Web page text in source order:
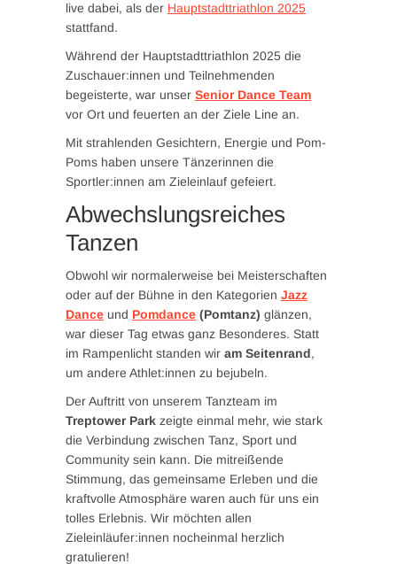
live dabei, als der Hauptstadttriathlon 2025
stattfand.
Während der Hauptstadttriathlon 2025 die
Zuschauer:innen und Teilnehmenden
begeisterte, war unser Senior Dance Team
vor Ort und feuerten an der Ziele Line an.
Mit strahlenden Gesichtern, Energie und Pom-
Poms haben unsere Tänzerinnen die
Sportler:innen am Zieleinlauf gefeiert.
Abwechslungsreiches
Tanzen
Obwohl wir normalerweise bei Meisterschaften
oder auf der Bühne in den Kategorien Jazz
Dance und Pomdance (Pomtanz) glänzen,
war dieser Tag etwas ganz Besonderes. Statt
im Rampenlicht standen wir am Seitenrand,
um andere Athlet:innen zu bejubeln.
Der Auftritt von unserem Tanzteam im
Treptower Park zeigte einmal mehr, wie stark
die Verbindung zwischen Tanz, Sport und
Community sein kann. Die mitreißende
Stimmung, das gemeinsame Erleben und die
kraftvolle Atmosphäre waren auch für uns ein
tolles Erlebnis. Wir möchten allen
Zieleinläufer:innen nocheinmal herzlich
gratulieren!